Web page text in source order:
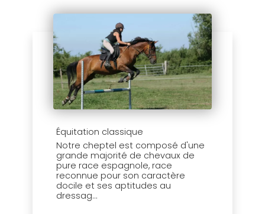
Équitation classique
Notre cheptel est composé d'une
grande majorité de chevaux de
pure race espagnole, race
reconnue pour son caractère
docile et ses aptitudes au
dressag...